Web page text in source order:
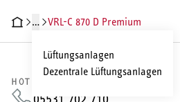
TECHNISCHE DATEN
…
Lüftungsanlagen
Dezentrale Lüftungsanlagen
VRL-C 870 D Premium
HOTLINE VERTRIEB
05531 702 710